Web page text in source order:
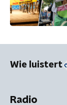
Wie luistert
Radio